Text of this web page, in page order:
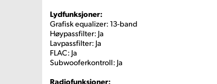
Lydfunksjoner:
Grafisk equalizer: 13-band
Høypassfilter: Ja
Lavpassfilter: Ja
FLAC: Ja
Subwooferkontroll: Ja
Radiofunksjoner: